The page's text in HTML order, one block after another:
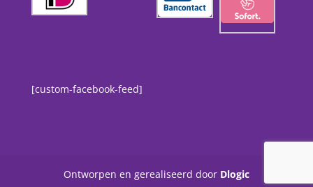
[custom-facebook-feed]
Ontworpen en gerealiseerd door Dlogic